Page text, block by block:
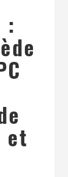
:
et